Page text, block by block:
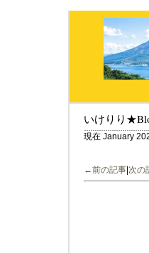
いけりり
現在 January
←前の記事 次の